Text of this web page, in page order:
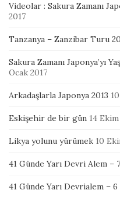
Videolar : Sakura Zamanı
2017
Tanzanya – Zanzibar Turu
Sakura Zamanı Japonya’yı
Ocak 2017
Arkadaşlarla Japonya 2013
Eskişehir de bir gün 14
Likya yolunu yürümek 10
41 Günde Yarı Devri Alem –
41 Günde Yarı Devrialem –